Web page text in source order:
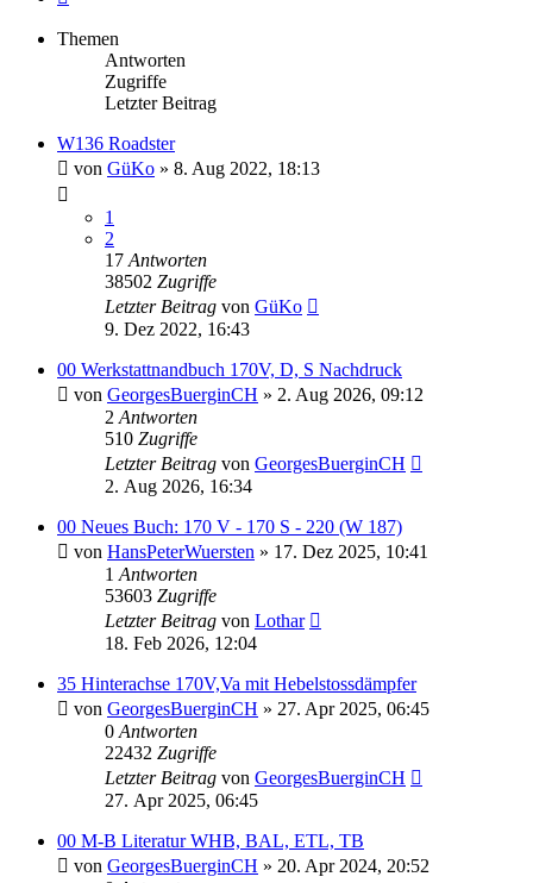
Themen
Antworten
Zugriffe
Letzter Beitrag
W136 Roadster
von GüKo » 8. Aug 2022, 18:13
1
2
17 Antworten
38502 Zugriffe
Letzter Beitrag von GüKo
9. Dez 2022, 16:43
00 Werkstattnandbuch 170V, D, S Nachdruck
von GeorgesBuerginCH » 2. Aug 2026, 09:12
2 Antworten
510 Zugriffe
Letzter Beitrag von GeorgesBuerginCH
2. Aug 2026, 16:34
00 Neues Buch: 170 V - 170 S - 220 (W 187)
von HansPeterWuersten » 17. Dez 2025, 10:41
1 Antworten
53603 Zugriffe
Letzter Beitrag von Lothar
18. Feb 2026, 12:04
35 Hinterachse 170V,Va mit Hebelstossdämpfer
von GeorgesBuerginCH » 27. Apr 2025, 06:45
0 Antworten
22432 Zugriffe
Letzter Beitrag von GeorgesBuerginCH
27. Apr 2025, 06:45
00 M-B Literatur WHB, BAL, ETL, TB
von GeorgesBuerginCH » 20. Apr 2024, 20:52